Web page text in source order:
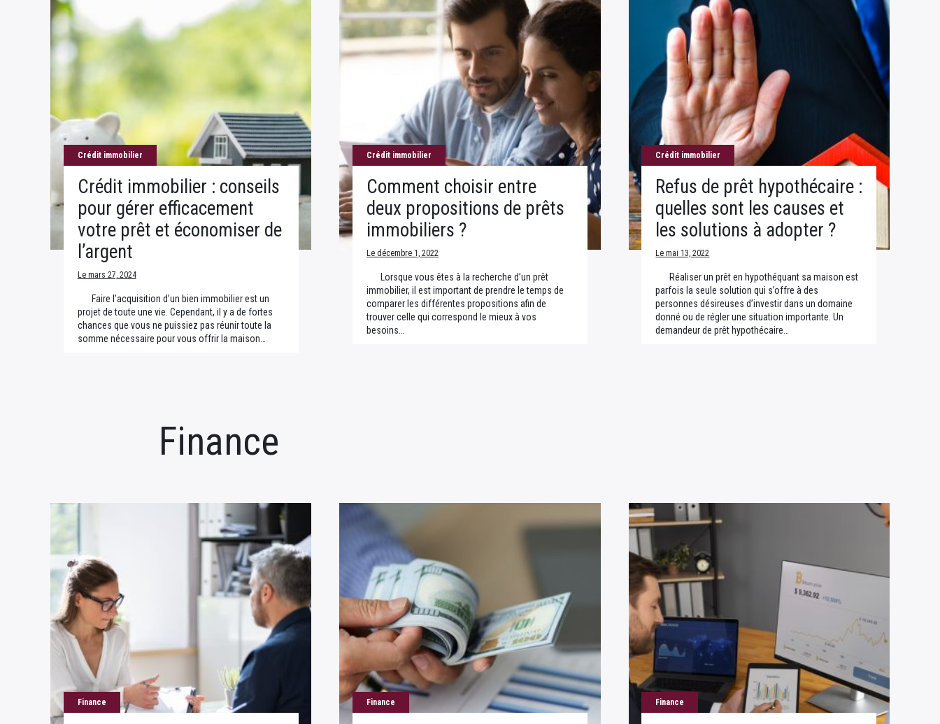
Crédit immobilier
Crédit immobilier : conseils
pour gérer efficacement
votre prêt et économiser de
l’argent
Le mars 27, 2024
Faire l’acquisition d’un bien immobilier est un
projet de toute une vie. Cependant, il y a de fortes
chances que vous ne puissiez pas réunir toute la
somme nécessaire pour vous offrir la maison…
Crédit immobilier
Comment choisir entre
deux propositions de prêts
immobiliers ?
Le décembre 1, 2022
Lorsque vous êtes à la recherche d’un prêt
immobilier, il est important de prendre le temps de
comparer les différentes propositions afin de
trouver celle qui correspond le mieux à vos
besoins…
Crédit immobilier
Refus de prêt hypothécaire :
quelles sont les causes et
les solutions à adopter ?
Le mai 13, 2022
Réaliser un prêt en hypothéquant sa maison est
parfois la seule solution qui s’offre à des
personnes désireuses d’investir dans un domaine
donné ou de régler une situation importante. Un
demandeur de prêt hypothécaire…
Finance
Finance Finance Finance